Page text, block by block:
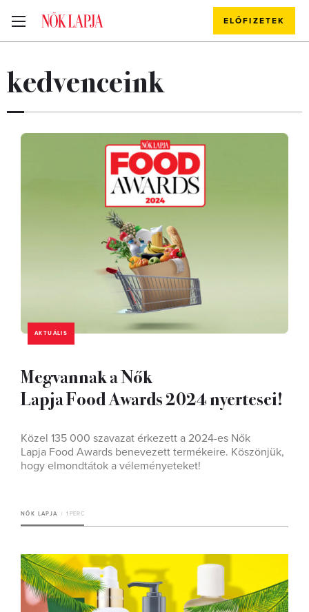
ELŐFIZETEK
kedvenceink
AKTUÁLIS
Megvannak a Nők
Lapja Food Awards 2024 nyertesei!
Közel 135 000 szavazat érkezett a 2024-es Nők
Lapja Food Awards benevezett termékeire. Köszönjük,
hogy elmondtátok a véleményeteket!
NŐK LAPJA 1 PERC